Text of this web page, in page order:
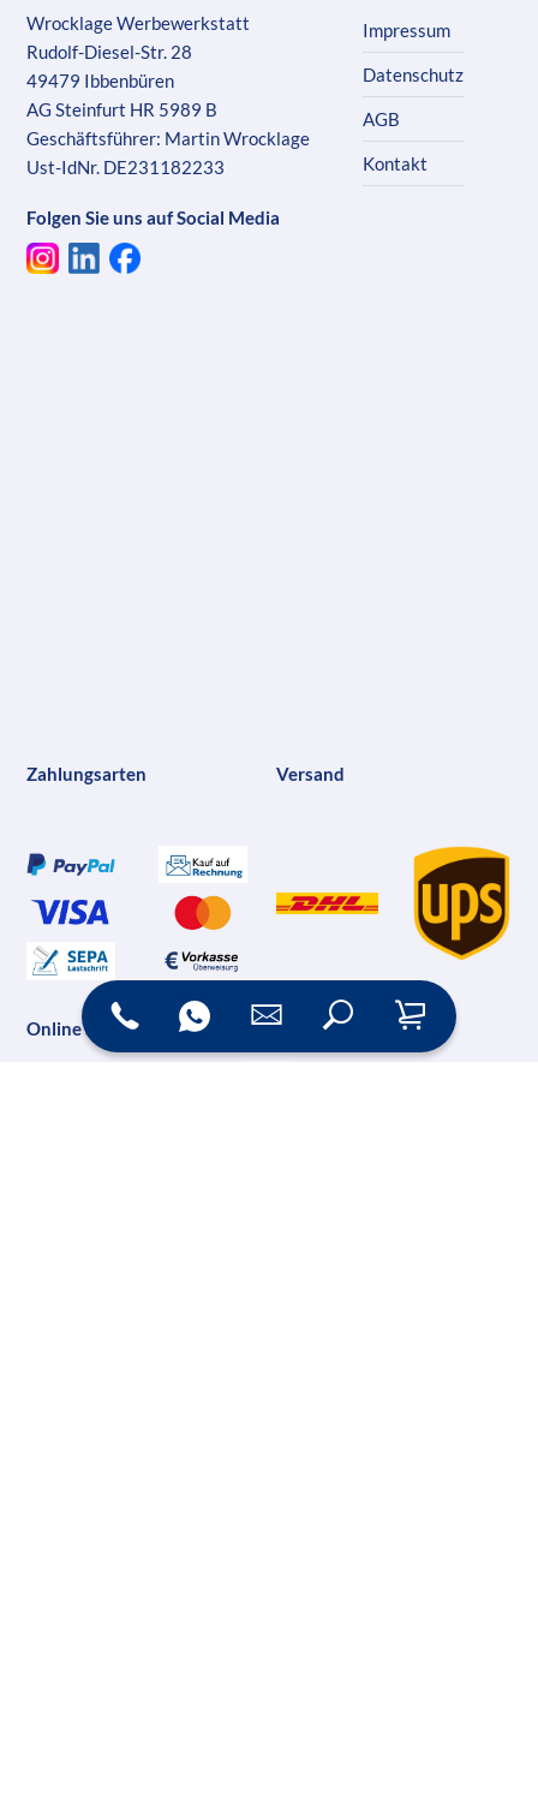
Wrocklage Werbewerkstatt
Rudolf-Diesel-Str. 28
49479 Ibbenbüren
AG Steinfurt HR 5989 B
Geschäftsführer: Martin Wrocklage
Ust-IdNr. DE231182233
Folgen Sie uns auf Social Media
Impressum
Datenschutz
AGB
Kontakt
Zahlungsarten Versand
Online Shop